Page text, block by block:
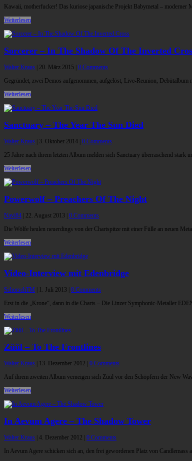
Kawaii, motherfucker! Das kuriose japanische Projekt Babymetal –
Weiterlesen
Sorcerer – In The Shadow Of The Inverted
Walter Kraus 20. März 2015
0 Comments
Gegründet, zwei Demos aufgenommen, aufgelöst, Live-Reunion,
Weiterlesen
Sanctuary – The Year The Sun Died
Walter Kraus 3. Oktober 2014 0 Comments
25 Jahre nach ihrem letzten Album melden sich Sanctuary überraschend stark
Weiterlesen
Powerwolf – Preachers Of The Night
Navi84 22. August 2013
0 Comments
Die Wölfe heulen neuerdings von der Chartspitze mit einer Fülle an neuen
Weiterlesen
Video-Interview mit Edenbridge
SchorschTM 1. Juli 2013
0 Comments
Erst in die „Krone“, dann in die Charts – Die Linzer Symphonic-Metaller
Weiterlesen
Züül – To The Frontlines
Walter Kraus 13. Dezember 2012
0 Comments
Auf ihrem zweiten Album verneigen sich Züül vor den Schöpfern der New
Weiterlesen
In Aevum Agere – The Shadow Tower
Walter Kraus 4. Dezember 2012
0 Comments
In Aevum Agere schicken sich an, den frei gewordenen Platz von Candlemass